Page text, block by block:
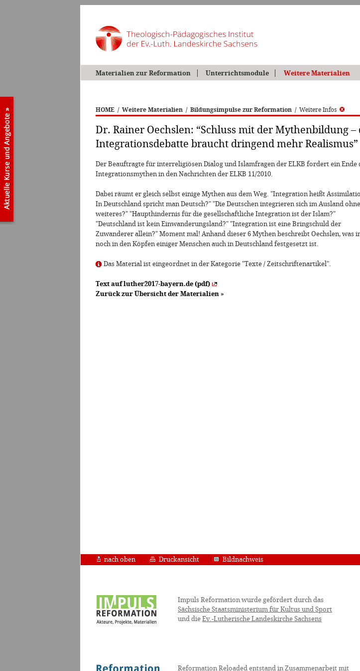
Materialien zur Reformation Unterrichtsmodule Weitere Materialien
HOME / Weitere Materialien / Bildungsimpulse zur Reformation / Weitere Infos
Dr. Rainer Oechslen: “Schluss mit der Mythenbildung –
Integrationsdebatte braucht dringend mehr Realismus”
Der Beauftragte für interreligiösen Dialog und Islamfragen der ELKB fordert ein Ende
Integrationsmythen in den Nachrichten der ELKB 11/2010.
Dabei räumt er gleich selbst einige Mythen aus dem Weg. "Integration heißt
In Deutschland spricht man Deutsch?" "Die Deutschen integrieren sich im Ausland ohne
weiteres?" "Haupthindernis für die gesellschaftliche Integration ist der Islam?"
"Deutschland ist kein Einwanderungsland?" "Integration ist eine Bringschuld der
Zuwanderer allein?" Moment mal! Anhand dieser 6 Mythen beschreibt Oechslen, was
noch in den Köpfen einiger Menschen auch in Deutschland festgesetzt ist.
Das Material ist eingeordnet in der Kategorie "Texte / Zeitschriftenartikel".
Text auf luther2017-bayern.de (pdf)
Zurück zur Übersicht der Materialien »
nach oben Druckansicht Bildnachweis
Impuls Reformation wurde gefördert durch das
Sächsische Staatsministerium für Kultus und Sport
und die Ev.-Lutherische Landeskirche Sachsens
Reformation Reloaded entstand in Zusammenarbeit mit